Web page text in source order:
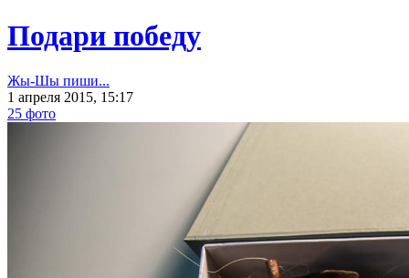
Подари победу
Жы-Шы пиши...
1 апреля 2015, 15:17
25 фото